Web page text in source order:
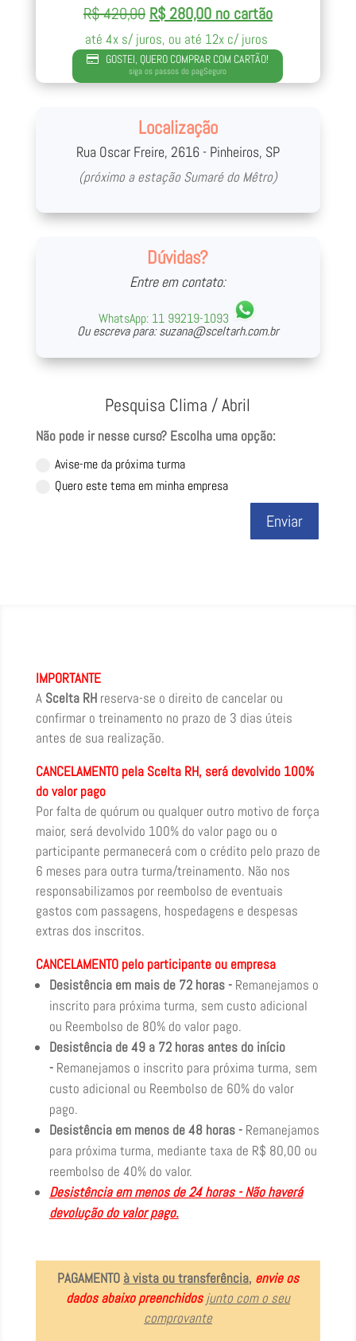
R$ 420,00 R$ 280,00 no cartão
até 4x s/ juros, ou até 12x c/ juros
GOSTEI, QUERO COMPRAR COM CARTÃO!
siga os passos do pagSeguro
Localização
Rua Oscar Freire, 2616 - Pinheiros, SP
(próximo a estação Sumaré do Mêtro)
Dúvidas?
Entre em contato:
WhatsApp: 11 99219-1093
Ou escreva para:suzana@sceltarh.com.br
Pesquisa Clima / Abril
Não pode ir nesse curso? Escolha uma opção:
Avise-me da próxima turma
Quero este tema em minha empresa
Enviar
IMPORTANTE
A Scelta RHreserva-se o direito de cancelar ou
confirmar o treinamento no prazo de 3 dias úteis
antes de sua realização.
CANCELAMENTO pela Scelta RH, será devolvido 100%
do valor pago
Por falta de quórum ou qualquer outro motivo de força
maior, será devolvido 100% do valor pago ou o
participante permanecerá com o crédito pelo prazo de
6 meses para outra turma/treinamento. Não nos
responsabilizamos por reembolso de eventuais
gastos com passagens, hospedagens e despesas
extras dos inscritos.
CANCELAMENTO pelo participante ou empresa
Desistência em mais de 72 horas -Remanejamos o
inscrito para próxima turma, sem custo adicional
ou Reembolso de 80% do valor pago.
Desistência de 49 a 72 horas antes do início
-Remanejamos o inscrito para próxima turma, sem
custo adicional ou Reembolso de 60% do valor
pago.
Desistência em menos de 48 horas -Remanejamos
para próxima turma, mediante taxa de R$ 80,00 ou
reembolso de 40% do valor.
Desistência em menos de 24 horas - Não haverá
devolução do valor pago.
PAGAMENTO à vista ou transferência, envie os
dados abaixo preenchidosjunto com o seu
comprovante